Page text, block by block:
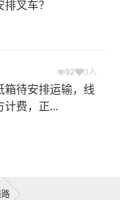
叉车？
92 0人
箱待安排运输，线
计费，正...